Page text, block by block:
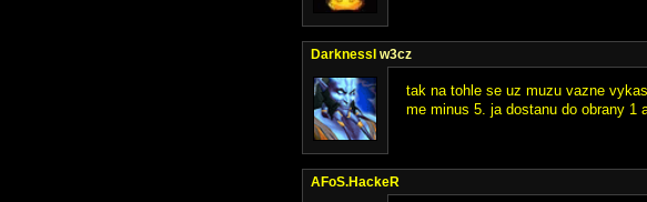
DarknessI w3cz
tak na tohle se uz muzu vazne
me minus 5. ja dostanu do obrany 1
AFoS.HackeR